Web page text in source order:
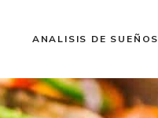
ANALISIS DE SUEÑOS